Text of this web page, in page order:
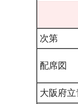
次第
配席図
大阪府